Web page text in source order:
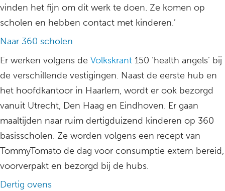
vinden het fijn om dit werk te doen. Ze komen op
scholen en hebben contact met kinderen.’
Naar 360 scholen
Er werken volgens de Volkskrant 150 ‘health angels’ bij
de verschillende vestigingen. Naast de eerste hub en
het hoofdkantoor in Haarlem, wordt er ook bezorgd
vanuit Utrecht, Den Haag en Eindhoven. Er gaan
maaltijden naar ruim dertigduizend kinderen op 360
basisscholen. Ze worden volgens een recept van
TommyTomato de dag voor consumptie extern bereid,
voorverpakt en bezorgd bij de hubs.
Dertig ovens